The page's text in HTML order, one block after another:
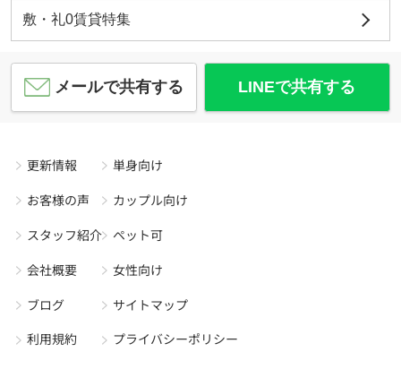
敷・礼0賃貸特集
メールで共有する LINEで共有する
更新情報
お客様の声
スタッフ紹介
会社概要
ブログ
利用規約
単身向け
カップル向け
ペット可
女性向け
サイトマップ
プライバシーポリシー